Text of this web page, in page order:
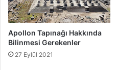
internetten yapılabilmektedir.
kilometre sorgulaması
“hgs.pttavm.com”internet
“km sorgulama”
alanına
Apollon Tapınağı Hakkında
Bilinmesi Gerekenler
27 Eylül 2021